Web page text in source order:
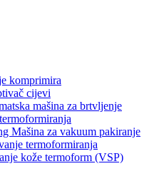
komprimira
cijevi
mašina za brtvljenje
Mašina za vakuum pakiranje
termoformiranja
kože termoform (VSP)